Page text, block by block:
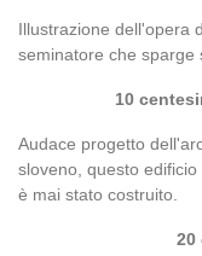
Illustrazione dell'opera
seminatore che sparge
10
Audace progetto
sloveno, questo
è mai stato costruito.
20